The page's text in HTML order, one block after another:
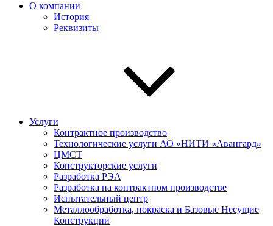
О компании
История
Реквизиты
Услуги
Контрактное производство
Технологические услуги АО «НИТИ «Авангард»
ЦМСТ
Конструкторские услуги
Разработка РЭА
Разработка на контрактном производстве
Испытательный центр
Металлообработка, покраска и Базовые Несущие
Конструкции